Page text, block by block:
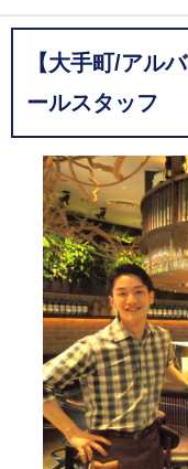
【大手町/アル
ールスタッフ